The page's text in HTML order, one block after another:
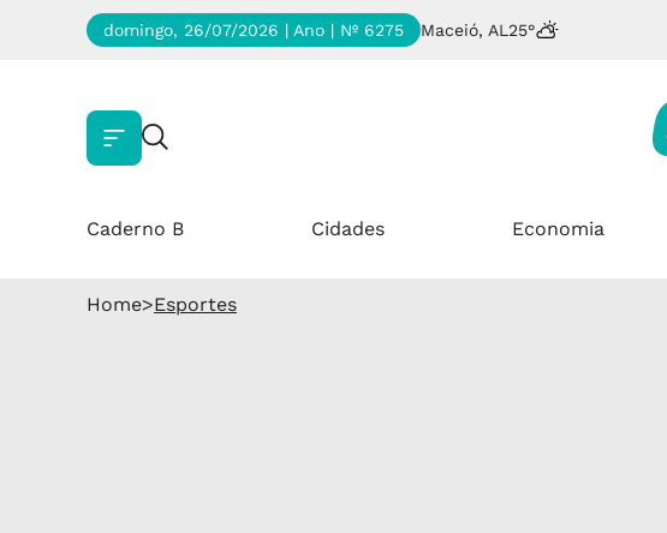
domingo, 26/07/2026 | Ano | Nº 6275 Maceió, AL 25°
Caderno B Cidades Economia
Home>Esportes